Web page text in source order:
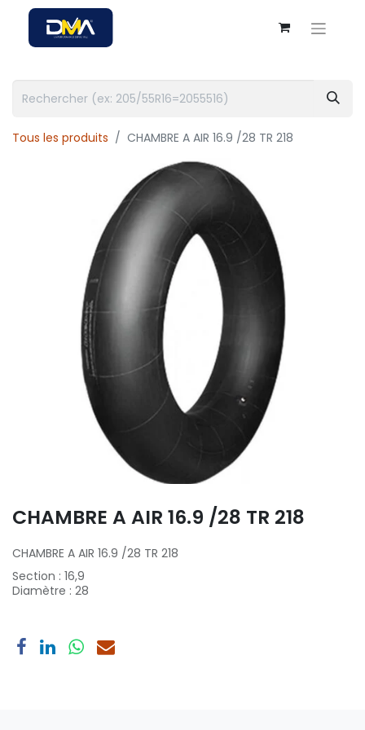
Tous les produits CHAMBRE A AIR 16.9 /28 TR 218
CHAMBRE A AIR 16.9 /28 TR 218
CHAMBRE A AIR 16.9 /28 TR 218
Section : 16,9
Diamètre : 28